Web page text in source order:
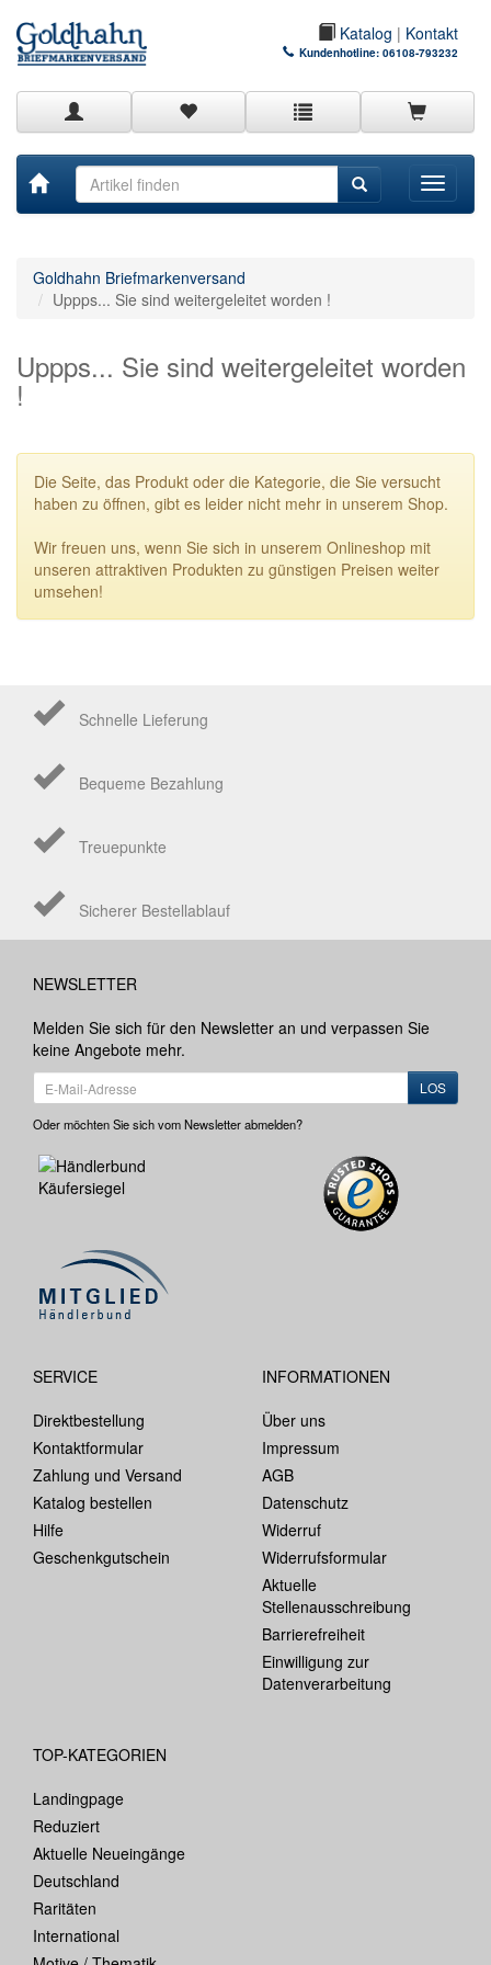
Katalog | Kontakt
Kundenhotline: 06108-793232
Toggle
Goldhahn Briefmarkenversand
Uppps... Sie sind weitergeleitet worden !
Uppps... Sie sind weitergeleitet worden
!
Die Seite, das Produkt oder die Kategorie, die Sie versucht
haben zu öffnen, gibt es leider nicht mehr in unserem Shop.
Wir freuen uns, wenn Sie sich in unserem Onlineshop mit
unseren attraktiven Produkten zu günstigen Preisen weiter
umsehen!
Schnelle Lieferung
Bequeme Bezahlung
Treuepunkte
Sicherer Bestellablauf
NEWSLETTER
Melden Sie sich für den Newsletter an und verpassen Sie
keine Angebote mehr.
LOS
Oder möchten Sie sich vom Newsletter abmelden?
SERVICE
Direktbestellung
Kontaktformular
Zahlung und Versand
Katalog bestellen
Hilfe
Geschenkgutschein
INFORMATIONEN
Über uns
Impressum
AGB
Datenschutz
Widerruf
Widerrufsformular
Aktuelle
Stellenausschreibung
Barrierefreiheit
Einwilligung zur
Datenverarbeitung
TOP-KATEGORIEN
Landingpage
Reduziert
Aktuelle Neueingänge
Deutschland
Raritäten
International